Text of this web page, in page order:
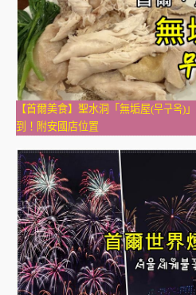
【首爾美食】聖水洞「無垢屋(무구옥)
到！附安國店位置